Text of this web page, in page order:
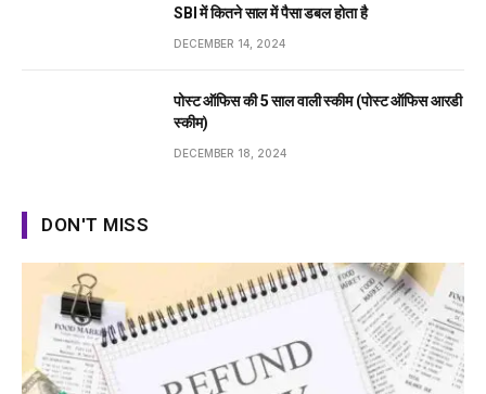
SBI में कितने साल में पैसा डबल होता है
DECEMBER 14, 2024
पोस्ट ऑफिस की 5 साल वाली स्कीम (पोस्ट ऑफिस आरडी
स्कीम)
DECEMBER 18, 2024
DON'T MISS